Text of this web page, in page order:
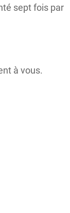
sept fois par
à vous.